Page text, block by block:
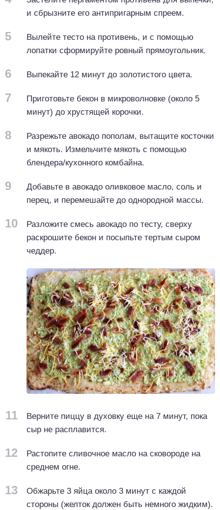
и сбрызните его антипригарным спреем.
5
Вылейте тесто на противень, и с помощью
лопатки сформируйте ровный прямоугольник.
6 Выпекайте 12 минут до золотистого цвета.
7
Приготовьте бекон в микроволновке (около 5
минут) до хрустящей корочки.
8
Разрежьте авокадо пополам, вытащите косточки
и мякоть. Измельчите мякоть с помощью
блендера/кухонного комбайна.
9
Добавьте в авокадо оливковое масло, соль и
перец, и перемешайте до однородной массы.
10
Разложите смесь авокадо по тесту, сверху
раскрошите бекон и посыпьте тертым сыром
чеддер.
11
Верните пиццу в духовку еще на 7 минут, пока
сыр не расплавится.
12
Растопите сливочное масло на сковороде на
среднем огне.
13
Обжарьте 3 яйца около 3 минут с каждой
стороны (желток должен быть немного жидким).